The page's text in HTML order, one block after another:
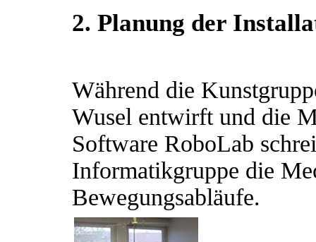
2. Planung der
Während die
Wusel entwirft und die
Software RoboLab
Informatikgruppe die
Bewegungsabläufe.